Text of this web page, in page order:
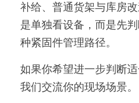
补给、普通货架与库房
是单独看设备，而是先
种紧固件管理路径。
如果你希望进一步判断
我们交流你的现场场景。